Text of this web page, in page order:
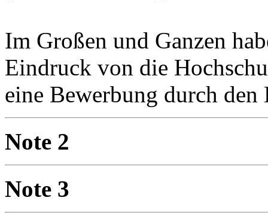
Im Großen und Ganzen
Eindruck von die
eine Bewerbung durch den
Note 2
Note 3